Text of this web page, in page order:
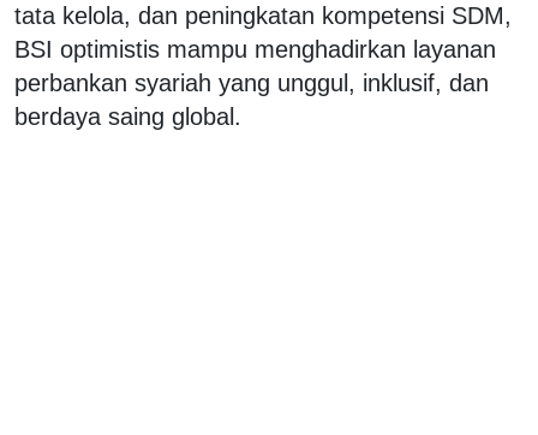
tata kelola, dan peningkatan kompetensi SDM,
BSI optimistis mampu menghadirkan layanan
perbankan syariah yang unggul, inklusif, dan
berdaya saing global.